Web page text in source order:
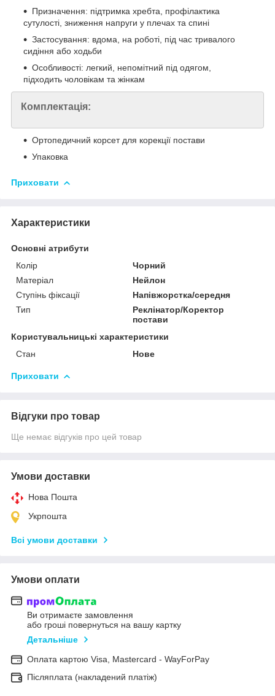
Призначення: підтримка хребта, профілактика
сутулості, зниження напруги у плечах та спині
Застосування: вдома, на роботі, під час тривалого
сидіння або ходьби
Особливості: легкий, непомітний під одягом,
підходить чоловікам та жінкам
Комплектація:
Ортопедичний корсет для корекції постави
Упаковка
Приховати
Характеристики
Основні атрибути
Колір
Чорний
Матеріал
Нейлон
Ступінь фіксації
Напівжорстка/середня
Тип
Реклінатор/Коректор
постави
Користувальницькі характеристики
Стан
Нове
Приховати
Відгуки про товар
Ще немає відгуків про цей товар
Умови доставки
Нова Пошта
Укрпошта
Всі умови доставки
Умови оплати
Ви отримаєте замовлення
або гроші повернуться на вашу картку
Детальніше
Оплата картою Visa, Mastercard - WayForPay
Післяплата (накладений платіж)